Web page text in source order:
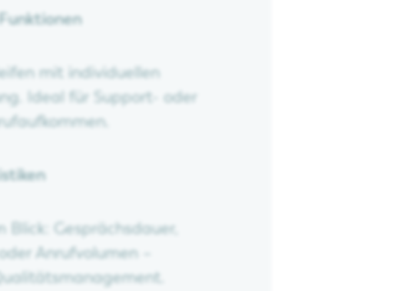
mit individuellen
Ideal für Support- oder
Blick: Gesprächsdauer,
Anrufvolumen –